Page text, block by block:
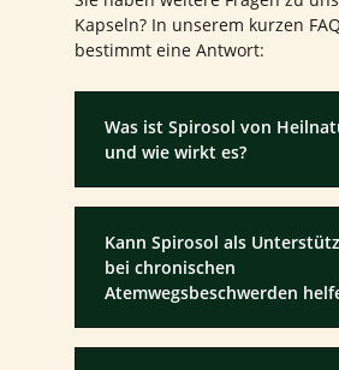
Kapseln? In unserem kurzen
bestimmt eine Antwort:
Was ist Spirosol von
und wie wirkt es?
Kann Spirosol als
bei chronischen
Atemwegsbeschwerden